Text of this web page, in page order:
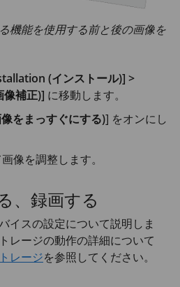
機能を使用する前と後の画像を
(インストール)] >
補正)] に移動します。
をまっすぐにする)] をオンにし
像を調整します。
、録画する
イスの設定について説明しま
レージの動作の詳細について
レージを参照してください。